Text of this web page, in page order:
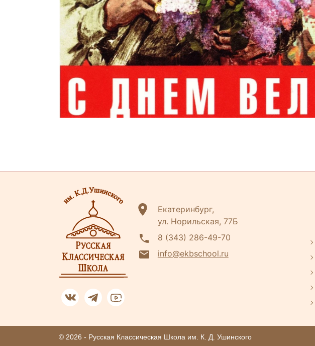
Екатеринбург,
ул. Норильская, 77Б
8 (343) 286-49-70
info@ekbschool.ru
© 2026 - Русская Классическая Школа им. К. Д. Ушинского